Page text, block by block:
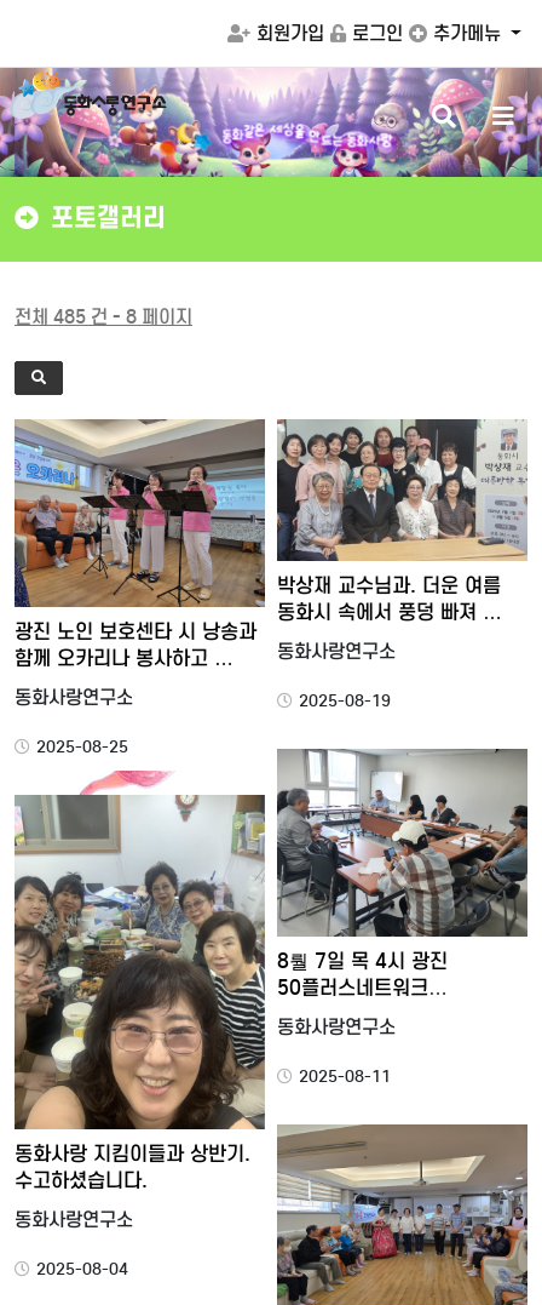
회원가입 로그인 추가메뉴
동화같은 세상을 만드는 동화사랑 검
색
버
튼
메
뉴
버
튼
포토갤러리
전체 485 건 - 8 페이지
광진 노인 보호센타 시 낭송과
함께 오카리나 봉사하고 …
동화사랑연구소
2025-08-25
박상재 교수님과. 더운 여름
동화시 속에서 풍덩 빠져 …
동화사랑연구소
2025-08-19
8뤌 7일 목 4시 광진
50플러스네트워크
제5차운영회…
동화사랑연구소
2025-08-11
동화사랑 지킴이들과 상반기.
수고하셨습니다.
동화사랑연구소
2025-08-04